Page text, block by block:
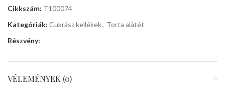
Cikkszám: T100074
Kategóriák: Cukrász kellékek, Torta alátét
Részvény:
VÉLEMÉNYEK (0)